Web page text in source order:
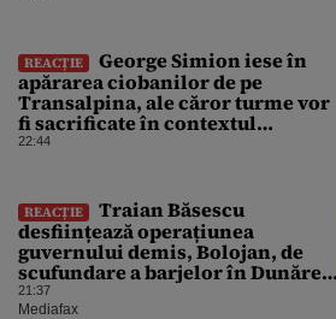
REACȚIE
George Simion iese în
apărarea ciobanilor de pe
Transalpina, ale căror turme vor
fi sacrificate în contextul
focarului de variolă ovină
22:44
REACȚIE
Traian Băsescu
desființează operațiunea
guvernului demis, Bolojan, de
scufundare a barjelor în Dunăre:
„Este o improvizație”
21:37
Mediafax